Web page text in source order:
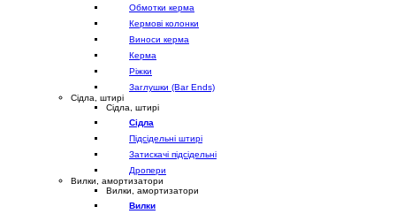
Обмотки керма
Кермові колонки
Виноси керма
Керма
Ріжки
Заглушки (Bar Ends)
Сідла, штирі
Сідла, штирі
Сідла
Підсідельні штирі
Затискачі підсідельні
Дропери
Вилки, амортизатори
Вилки, амортизатори
Вилки